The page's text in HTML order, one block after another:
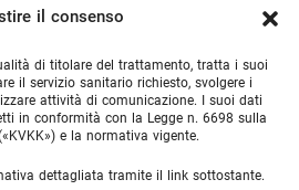
il consenso
di titolare del trattamento, tratta i suoi
il servizio sanitario richiesto, svolgere i
attività di comunicazione. I suoi dati
in conformità con la Legge n. 6698 sulla
e la normativa vigente.
dettagliata tramite il link sottostante.